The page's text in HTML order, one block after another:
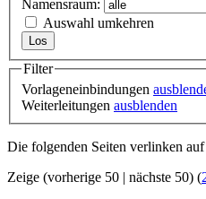
Namensraum:
Auswahl umkehren
Filter
Vorlageneinbindungen
Weiterleitungen ausblenden
Die folgenden Seiten verlinken auf
Zeige (vorherige 50 | nächste 50) (